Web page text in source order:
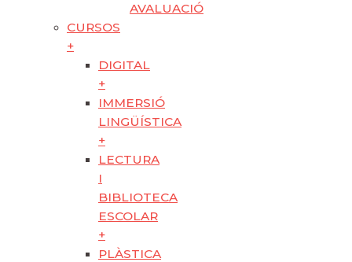
AVALUACIÓ
CURSOS
+
DIGITAL
+
IMMERSIÓ
LINGÜÍSTICA
+
LECTURA
I
BIBLIOTECA
ESCOLAR
+
PLÀSTICA